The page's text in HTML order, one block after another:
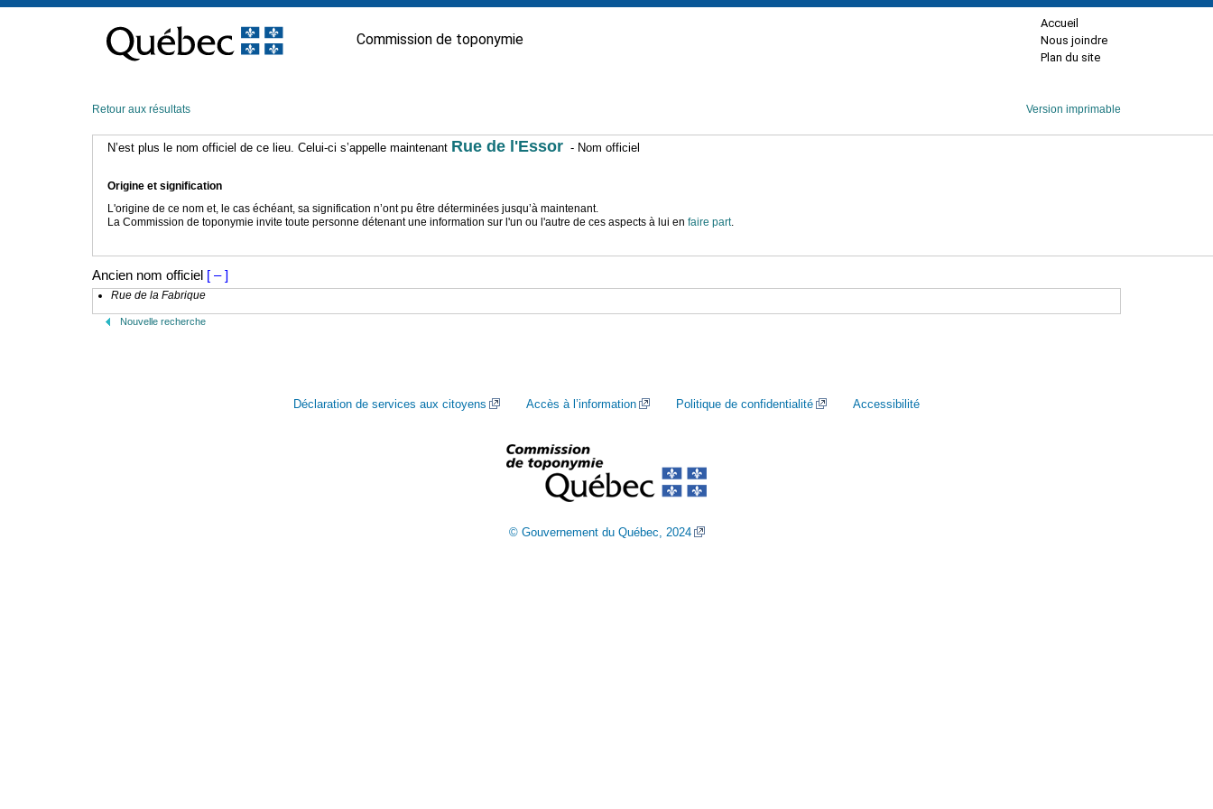
contenu
Commission de toponymie
Accueil
Nous joindre
Plan du site
Retour aux résultats Version imprimable
N’est plus le nom officiel de ce lieu. Celui-ci s’appelle maintenant Rue de l'Essor - Nom officiel
Origine et signification
L'origine de ce nom et, le cas échéant, sa signification n’ont pu être déterminées jusqu’à maintenant.
La Commission de toponymie invite toute personne détenant une information sur l'un ou l'autre de ces aspects à lui en faire part.
Ancien nom officiel [ – ]
Rue de la Fabrique
Nouvelle recherche
Déclaration de services aux citoyens Accès à l’information Politique de confidentialité Accessibilité
© Gouvernement du Québec, 2024